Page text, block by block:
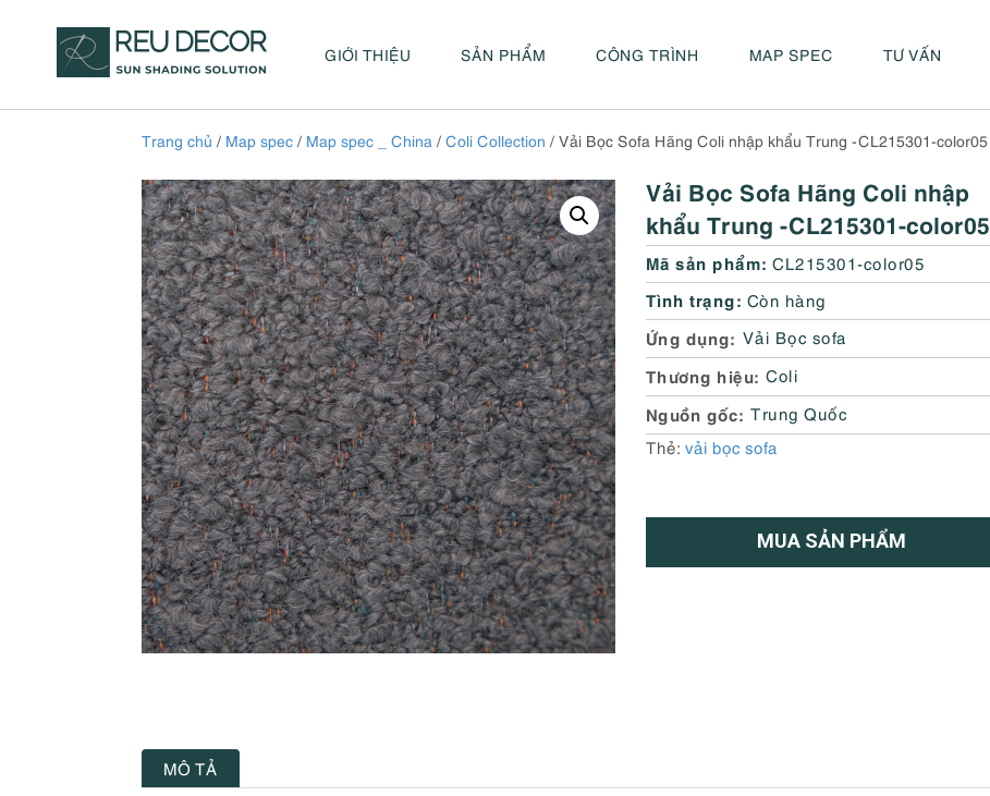
GIỚI THIỆU SẢN PHẨM CÔNG TRÌNH MAP SPEC TƯ VẤN
Trang chủ / Map spec/ Map spec _ China / Coli Collection / Vải Bọc Sofa Hãng Coli nhập khẩu Trung -CL215301-color05
Vải Bọc Sofa Hãng Coli nhập
khẩu Trung -CL215301-color05
Mã sản phẩm: CL215301-color05
Tình trạng: Còn hàng
Ứng dụng Vải Bọc sofa
Thương hiệu Coli
Nguồn gốc
Trung Quốc
Thẻ: vải bọc sofa
MUA SẢN PHẨM
MÔ TẢ